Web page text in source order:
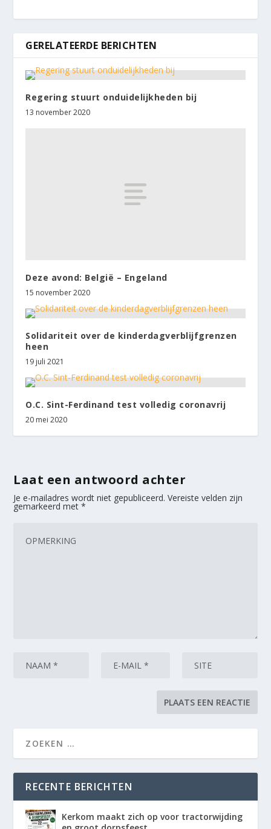
GERELATEERDE BERICHTEN
Regering stuurt onduidelijkheden bij
13 november 2020
Deze avond: België – Engeland
15 november 2020
Solidariteit over de kinderdagverblijfgrenzen
heen
19 juli 2021
O.C. Sint-Ferdinand test volledig coronavrij
20 mei 2020
Laat een antwoord achter
Je e-mailadres wordt niet gepubliceerd. Vereiste velden zijn
gemarkeerd met*
RECENTE BERICHTEN
Kerkom maakt zich op voor tractorwijding